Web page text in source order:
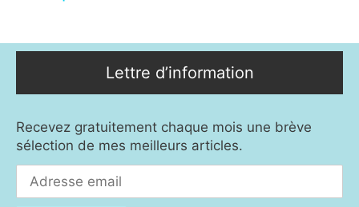
Lettre d’information
Recevez gratuitement chaque mois une brève
sélection de mes meilleurs articles.